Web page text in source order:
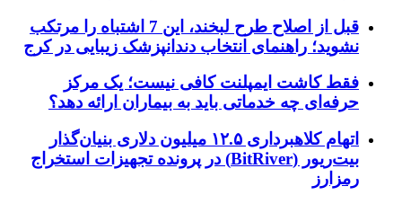
قبل از اصلاح طرح لبخند، این 7 اشتباه را مرتکب
نشوید؛ راهنمای انتخاب دندانپزشک زیبایی در کرج
فقط کاشت ایمپلنت کافی نیست؛ یک مرکز
حرفه‌ای چه خدماتی باید به بیماران ارائه دهد؟
اتهام کلاهبرداری ۱۲.۵ میلیون دلاری بنیان‌گذار
بیت‌ریور (BitRiver) در پرونده تجهیزات استخراج
رمزارز